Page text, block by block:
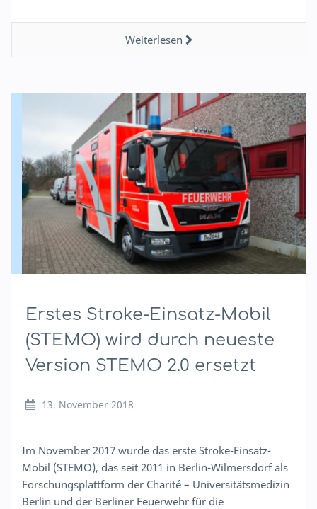
Weiterlesen
Erstes Stroke-Einsatz-Mobil
(STEMO) wird durch neueste
Version STEMO 2.0 ersetzt
13. November 2018
Im November 2017 wurde das erste Stroke-Einsatz-
Mobil (STEMO), das seit 2011 in Berlin-Wilmersdorf als
Forschungsplattform der Charité – Universitätsmedizin
Berlin und der Berliner Feuerwehr für die